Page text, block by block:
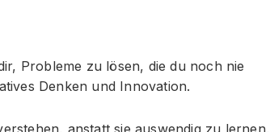
Probleme zu lösen, die du noch nie
Denken und Innovation.